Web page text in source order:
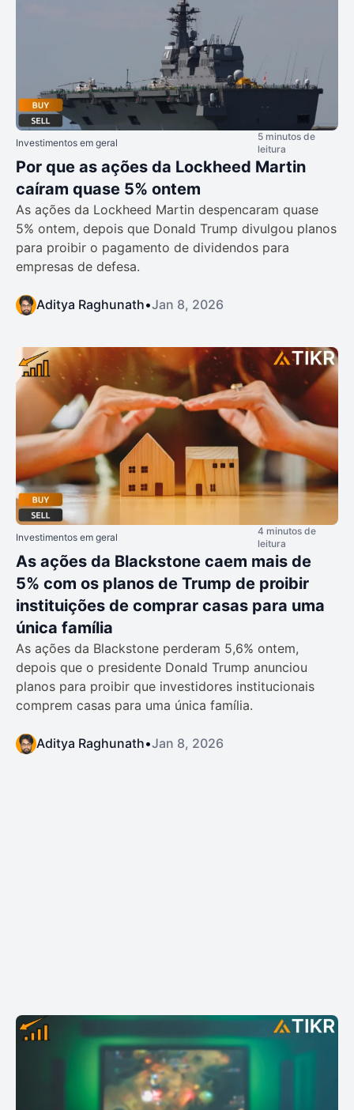
Investimentos em geral
5 minutos de
leitura
Por que as ações da Lockheed Martin
caíram quase 5% ontem
As ações da Lockheed Martin despencaram quase
5% ontem, depois que Donald Trump divulgou planos
para proibir o pagamento de dividendos para
empresas de defesa.
Aditya Raghunath•Jan 8, 2026
Investimentos em geral
4 minutos de
leitura
As ações da Blackstone caem mais de
5% com os planos de Trump de proibir
instituições de comprar casas para uma
única família
As ações da Blackstone perderam 5,6% ontem,
depois que o presidente Donald Trump anunciou
planos para proibir que investidores institucionais
comprem casas para uma única família.
Aditya Raghunath•Jan 8, 2026